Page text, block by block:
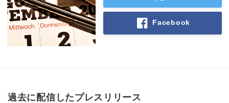
Facebook
過去に配信したプレスリリース